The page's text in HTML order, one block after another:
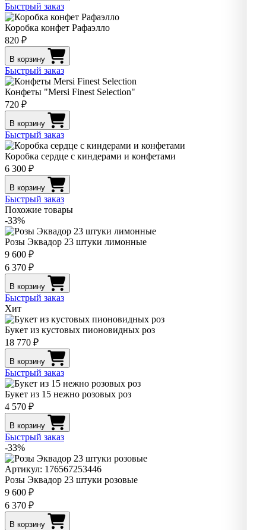
Быстрый заказ
Коробка конфет Рафаэлло
820 ₽
В корзину
Быстрый заказ
Конфеты "Mersi Finest Selection"
720 ₽
В корзину
Быстрый заказ
Коробка сердце с киндерами и конфетами
6 300 ₽
В корзину
Быстрый заказ
Похожие товары
-33%
Розы Эквадор 23 штуки лимонные
9 600 ₽
6 370 ₽
В корзину
Быстрый заказ
Хит
Букет из кустовых пионовидных роз
18 770 ₽
В корзину
Быстрый заказ
Букет из 15 нежно розовых роз
4 570 ₽
В корзину
Быстрый заказ
-33%
Артикул: 176567253446
Розы Эквадор 23 штуки розовые
9 600 ₽
6 370 ₽
В корзину